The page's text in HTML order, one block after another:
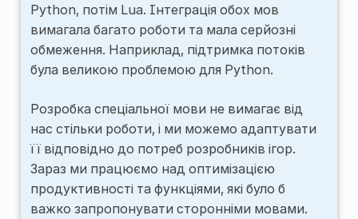
Python, потім Lua. Інтеграція обох мов
вимагала багато роботи та мала серйозні
обмеження. Наприклад, підтримка потоків
була великою проблемою для Python.
Розробка спеціальної мови не вимагає від
нас стільки роботи, і ми можемо адаптувати
її відповідно до потреб розробників ігор.
Зараз ми працюємо над оптимізацією
продуктивності та функціями, які було б
важко запропонувати сторонніми мовами.